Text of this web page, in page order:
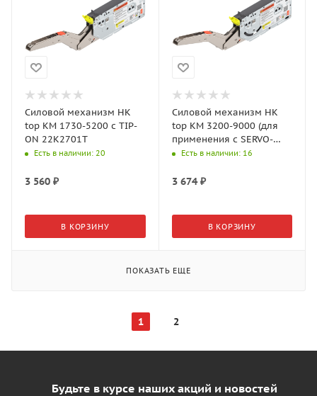
Силовой механизм HK
top КМ 1730-5200 c TIP-
ON 22K2701T
Есть в наличии: 20
3 560 ₽
В КОРЗИНУ
Силовой механизм HK
top КМ 3200-9000 (для
применения с SERVO-
DRIVE) 22K2901
Есть в наличии: 16
3 674₽
В КОРЗИНУ
ПОКАЗАТЬ ЕЩЕ
1 2
Будьте в курсе наших акций и новостей